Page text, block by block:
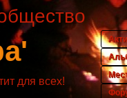
для всех!